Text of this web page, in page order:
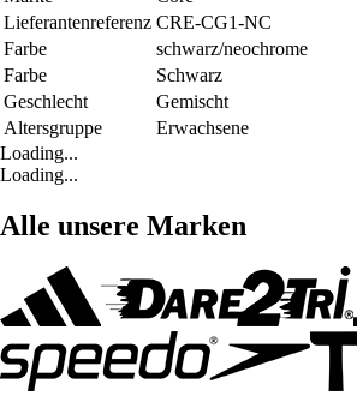
Lieferantenreferenz CRE-CG1-NC
Farbe
schwarz/neochrome
Farbe
Schwarz
Geschlecht
Gemischt
Altersgruppe
Erwachsene
Loading...
Loading...
Alle unsere Marken